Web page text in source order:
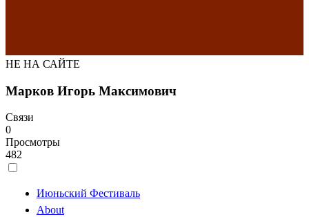
НЕ НА САЙТЕ
Марков Игорь Максимович
Связи
0
Просмотры
482
Июньский Фестиваль
About